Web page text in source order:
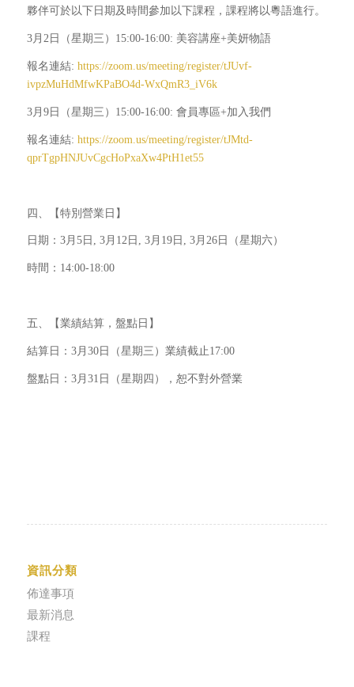
夥伴可於以下日期及時間參加以下課程，課程將以粵語進行。
3月2日（星期三）15:00-16:00: 美容講座+美妍物語
報名連結: https://zoom.us/meeting/register/tJUvf-
ivpzMuHdMfwKPaBO4d-WxQmR3_iV6k
3月9日（星期三）15:00-16:00: 會員專區+加入我們
報名連結: https://zoom.us/meeting/register/tJMtd-
qprTgpHNJUvCgcHoPxaXw4PtH1et55
四、【特別營業日】
日期：3月5日, 3月12日, 3月19日, 3月26日（星期六）
時間：14:00-18:00
五、【業績結算，盤點日】
結算日：3月30日（星期三）業績截止17:00
盤點日：3月31日（星期四），恕不對外營業
資訊分類
佈達事項
最新消息
課程